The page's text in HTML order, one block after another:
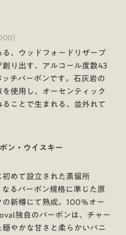
）
る、ウッドフォードリザーブ
り出す、アルコール度数43
チバーボンです。石灰岩の
使用し、オーセンティック
ことで生まれる、並外れて
ン・ウイスキー
初めて設立された蒸留所
るバーボン規格に準じた原
新樽にて熟成。100％オー
独自のバーボンは、チャー
穏やかな甘さと柔らかいバニ